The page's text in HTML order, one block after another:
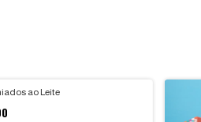
ao Leite